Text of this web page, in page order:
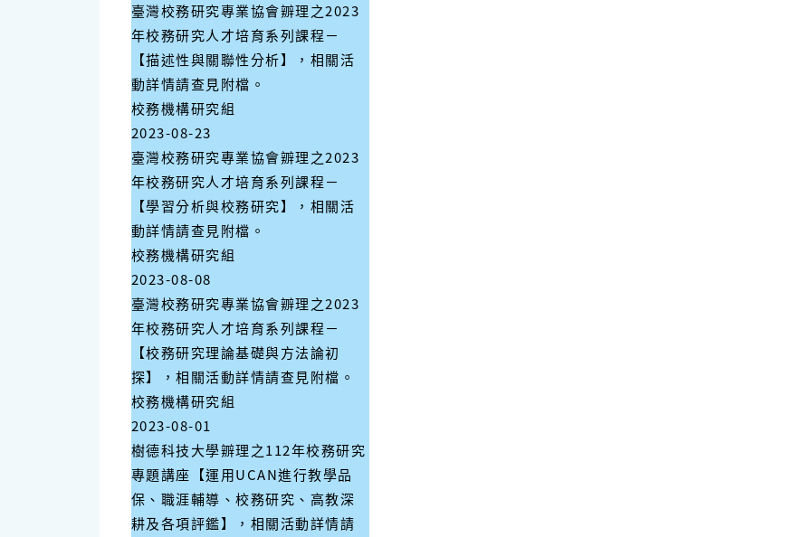
臺灣校務研究專業協會辧理之2023
年校務研究人才培育系列課程－
【描述性與關聯性分析】，相關活
動詳情請查見附檔。
校務機構研究組
2023-08-23
臺灣校務研究專業協會辧理之2023
年校務研究人才培育系列課程－
【學習分析與校務研究】，相關活
動詳情請查見附檔。
校務機構研究組
2023-08-08
臺灣校務研究專業協會辧理之2023
年校務研究人才培育系列課程－
【校務研究理論基礎與方法論初
探】，相關活動詳情請查見附檔。
校務機構研究組
2023-08-01
樹德科技大學辧理之112年校務研究
專題講座【運用UCAN進行教學品
保、職涯輔導、校務研究、高教深
耕及各項評鑑】，相關活動詳情請